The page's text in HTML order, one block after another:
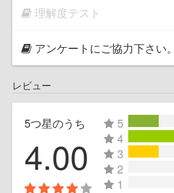
理解度テスト
アンケートにご協力下さい。
レビュー
5つ星のうち
4.00
5
4
3
2
1